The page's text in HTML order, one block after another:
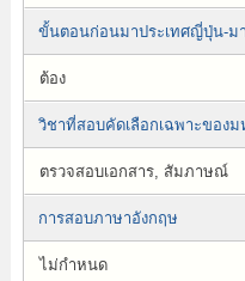
ขั้นตอนก่อนมาประเทศญี่ปุ่น-ม
ต้อง
วิชาที่สอบคัดเลือกเฉพาะของม
ตรวจสอบเอกสาร, สัมภาษณ์
การสอบภาษาอังกฤษ
ไม่กำหนด